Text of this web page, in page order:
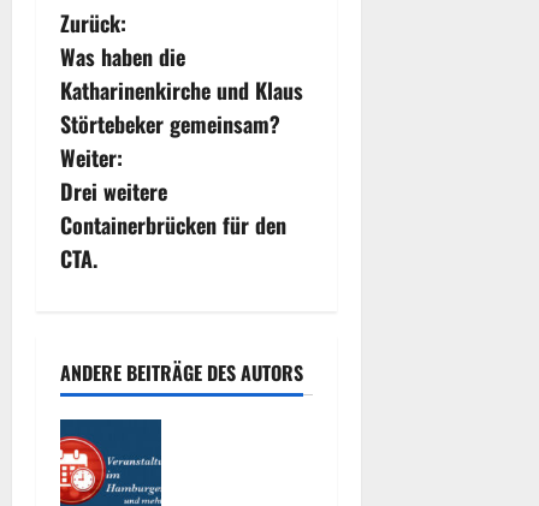
B
e
i
t
r
a
s
n
a
Zurück:
Was haben die
Katharinenkirche und Klaus
Störtebeker gemeinsam?
Weiter:
Drei weitere
Containerbrücken für den
CTA.
ANDERE BEITRÄGE DES AUTORS